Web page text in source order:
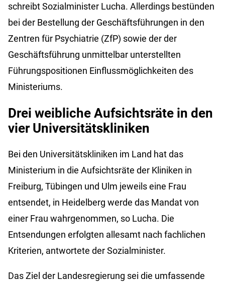
schreibt Sozialminister Lucha. Allerdings bestünden
bei der Bestellung der Geschäftsführungen in den
Zentren für Psychiatrie (ZfP) sowie der der
Geschäftsführung unmittelbar unterstellten
Führungspositionen Einflussmöglichkeiten des
Ministeriums.
Drei weibliche Aufsichtsräte in den
vier Universitätskliniken
Bei den Universitätskliniken im Land hat das
Ministerium in die Aufsichtsräte der Kliniken in
Freiburg, Tübingen und Ulm jeweils eine Frau
entsendet, in Heidelberg werde das Mandat von
einer Frau wahrgenommen, so Lucha. Die
Entsendungen erfolgten allesamt nach fachlichen
Kriterien, antwortete der Sozialminister.
Das Ziel der Landesregierung sei die umfassende